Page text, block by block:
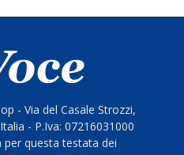
- Via del Casale Strozzi,
- P.Iva: 07216031000
per questa testata dei